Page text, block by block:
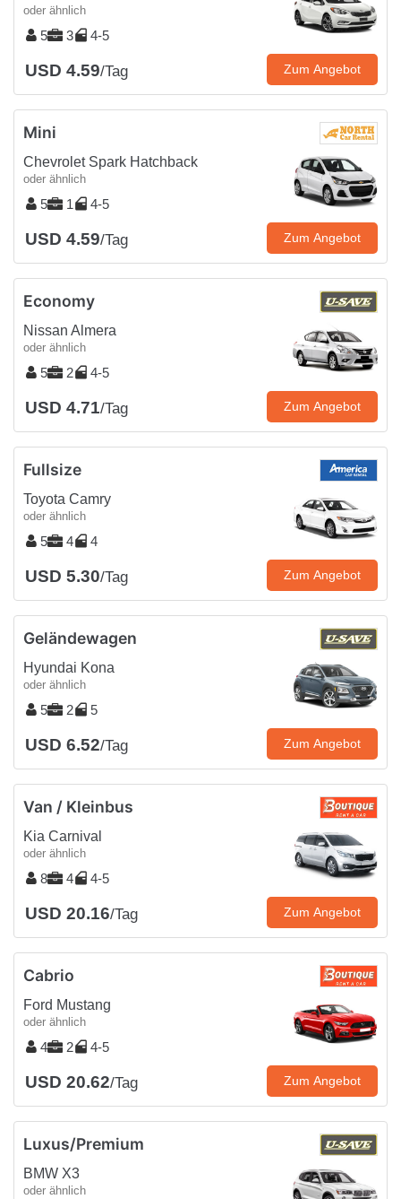
oder ähnlich
5 3 4-5
USD 4.59/Tag Zum Angebot
Mini
Chevrolet Spark Hatchback
oder ähnlich
5 1 4-5
USD 4.59/Tag Zum Angebot
Economy
Nissan Almera
oder ähnlich
5 2 4-5
USD 4.71/Tag Zum Angebot
Fullsize
Toyota Camry
oder ähnlich
5 4 4
USD 5.30/Tag Zum Angebot
Geländewagen
Hyundai Kona
oder ähnlich
5 2 5
USD 6.52/Tag Zum Angebot
Van / Kleinbus
Kia Carnival
oder ähnlich
8 4 4-5
USD 20.16/Tag Zum Angebot
Cabrio
Ford Mustang
oder ähnlich
4 2 4-5
USD 20.62/Tag Zum Angebot
Luxus/Premium
BMW X3
oder ähnlich